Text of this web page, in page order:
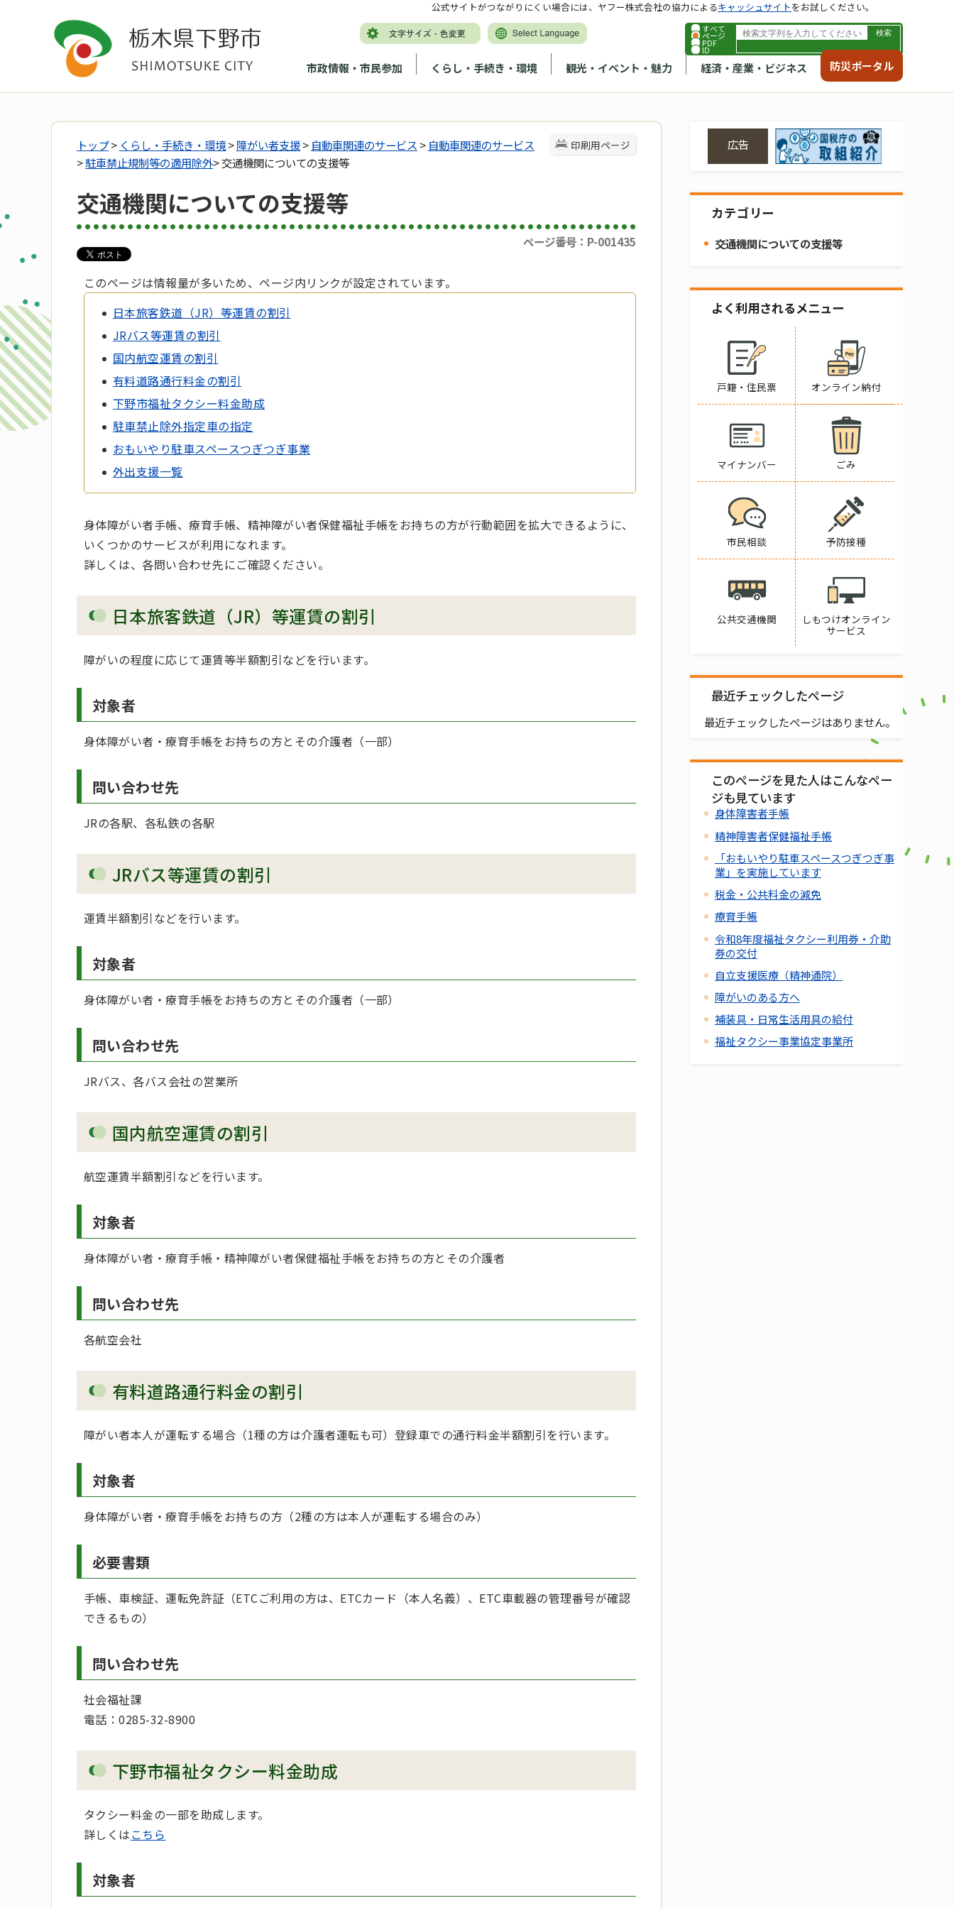
すべて
ページ
PDF
ID
市政情報・市民参加 くらし・手続き・環境 観光・イベント・魅力 経済・産業・ビジネス 防災ポータル
公式サイトがつながりにくい場合には、ヤフー株式会社の協力によるキャッシュサイトをお試しください。
印刷用ページ
トップ> くらし・手続き・環境>障がい者支援> 自動車関連のサービス > 自動車関連のサービス
>駐車禁止規制等の適用除外> 交通機関についての支援等
交通機関についての支援等
ページ番号：P-001435
このページは情報量が多いため、ページ内リンクが設定されています。
日本旅客鉄道（JR）等運賃の割引
JRバス等運賃の割引
国内航空運賃の割引
有料道路通行料金の割引
下野市福祉タクシー料金助成
駐車禁止除外指定車の指定
おもいやり駐車スペースつぎつぎ事業
外出支援一覧
身体障がい者手帳、療育手帳、精神障がい者保健福祉手帳をお持ちの方が行動範囲を拡大できるように、
いくつかのサービスが利用になれます。
詳しくは、各問い合わせ先にご確認ください。
日本旅客鉄道（JR）等運賃の割引
障がいの程度に応じて運賃等半額割引などを行います。
対象者
身体障がい者・療育手帳をお持ちの方とその介護者（一部）
問い合わせ先
JRの各駅、各私鉄の各駅
JRバス等運賃の割引
運賃半額割引などを行います。
対象者
身体障がい者・療育手帳をお持ちの方とその介護者（一部）
問い合わせ先
JRバス、各バス会社の営業所
国内航空運賃の割引
航空運賃半額割引などを行います。
対象者
身体障がい者・療育手帳・精神障がい者保健福祉手帳をお持ちの方とその介護者
問い合わせ先
各航空会社
有料道路通行料金の割引
障がい者本人が運転する場合（1種の方は介護者運転も可）登録車での通行料金半額割引を行います。
対象者
身体障がい者・療育手帳をお持ちの方（2種の方は本人が運転する場合のみ）
必要書類
手帳、車検証、運転免許証（ETCご利用の方は、ETCカード（本人名義）、ETC車載器の管理番号が確認
できるもの）
問い合わせ先
社会福祉課
電話：0285-32-8900
下野市福祉タクシー料金助成
タクシー料金の一部を助成します。
詳しくはこちら
対象者
広告
カテゴリー
交通機関についての支援等
よく利用されるメニュー
戸籍・住民票 オンライン納付
マイナンバー ごみ
市民相談 予防接種
公共交通機関
しもつけオンライン
サービス
最近チェックしたページ
最近チェックしたページはありません。
このページを見た人はこんなペー
ジも見ています
身体障害者手帳
精神障害者保健福祉手帳
「おもいやり駐車スペースつぎつぎ事
業」を実施しています
税金・公共料金の減免
療育手帳
令和8年度福祉タクシー利用券・介助
券の交付
自立支援医療（精神通院）
障がいのある方へ
補装具・日常生活用具の給付
福祉タクシー事業協定事業所